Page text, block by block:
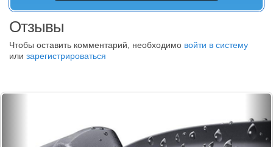
Отзывы
Чтобы оставить комментарий, необходимо войти в систему
или зарегистрироваться